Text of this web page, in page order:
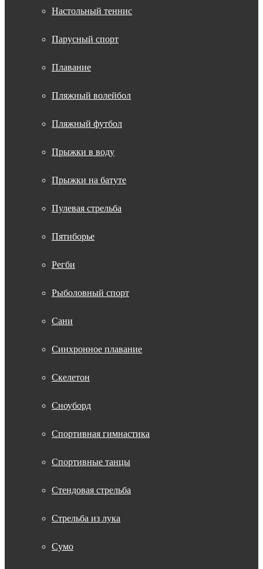
Настольный теннис
Парусный спорт
Плавание
Пляжный волейбол
Пляжный футбол
Прыжки в воду
Прыжки на батуте
Пулевая стрельба
Пятиборье
Регби
Рыболовный спорт
Сани
Синхронное плавание
Скелетон
Сноуборд
Спортивная гимнастика
Спортивные танцы
Стендовая стрельба
Стрельба из лука
Сумо